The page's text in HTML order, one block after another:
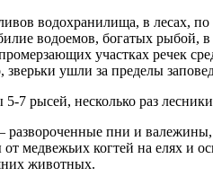
водохранилища, в лесах,
водоемов, богатых рыбой,
участках речек
ушли за пределы
7 рысей, несколько раз
пни и валежины,
медвежьих когтей на елях
животных.